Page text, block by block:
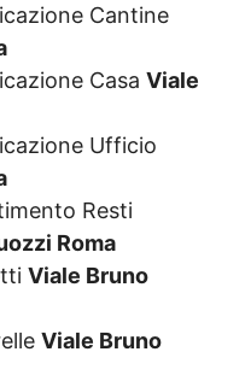
Cantine
Casa Viale
Ufficio
Resti
Roma
Viale Bruno
Viale Bruno